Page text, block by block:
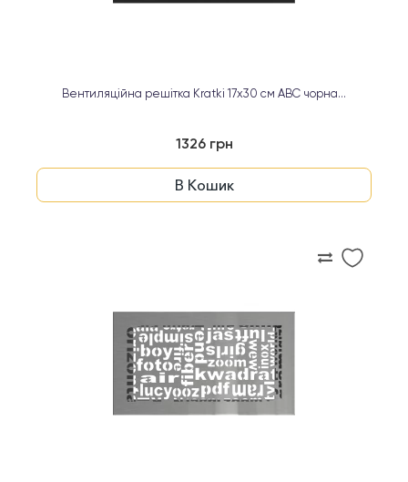
Вентиляційна решітка Kratki 17х30 см ABC чорна...
1326 грн
В Кошик